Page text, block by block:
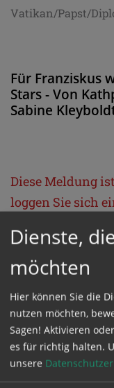
Vatikan/Papst/
Für Franziskus
Stars - Von
Sabine
Diese Meldung
loggen Sie sich
GESCHÜTZTER
Bitte melden Sie
und Passwort an.
Benutzername
Dienste,
möchten
Hier können Sie die
nutzen möchten,
Sagen! Aktivieren
es für richtig halten.
unsere